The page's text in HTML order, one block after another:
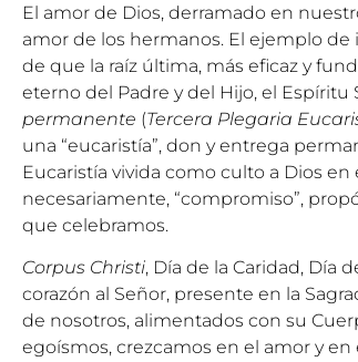
El amor de Dios, derramado en
amor de los hermanos. El ejemplo
de que la raíz última, más eficaz y
eterno del Padre y del Hijo, el
permanente (Tercera Plegaria
una “eucaristía”, don y entrega
Eucaristía vivida como culto a Dios en
necesariamente, “compromiso”,
que celebramos.
Corpus Christi, Día de la Caridad, Día
corazón al Señor, presente en la
de nosotros, alimentados con su
egoísmos, crezcamos en el amor y